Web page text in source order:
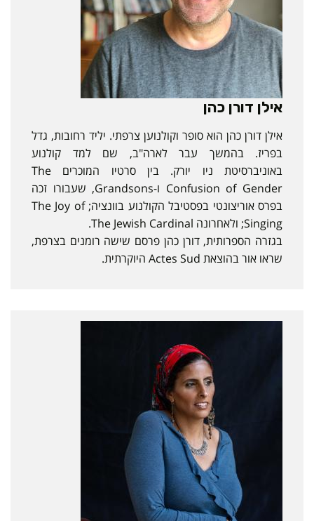
אילן דורן כהן
אילן דורן כהן הוא סופר וקולנוען צרפתי. יליד רחובות, גדל
בפריז. בהמשך עבר לארה"ב, שם למד קולנוע
באוניברסיטת ניו יורק. בין סרטיו המוכרים The
Confusion of Gender ו-Grandsons, שעבורו זכה
בפרס אוריצונטי בפסטיבל הקולנוע בוונציה; The Joy of
Singing; ולאחרונה The Jewish Cardinal.
בגזרה הספרותית, דורן כהן פרסם שישה רומנים בצרפת,
שראו אור בהוצאת Actes Sud היוקרתית.